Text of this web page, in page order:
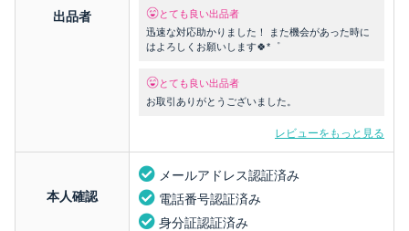
出品者
とても良い出品者
迅速な対応助かりました！ また機会があった時に
はよろしくお願いします🍀*゜
とても良い出品者
お取引ありがとうございました。
レビューをもっと見る
本人確認
メールアドレス認証済み
電話番号認証済み
身分証認証済み